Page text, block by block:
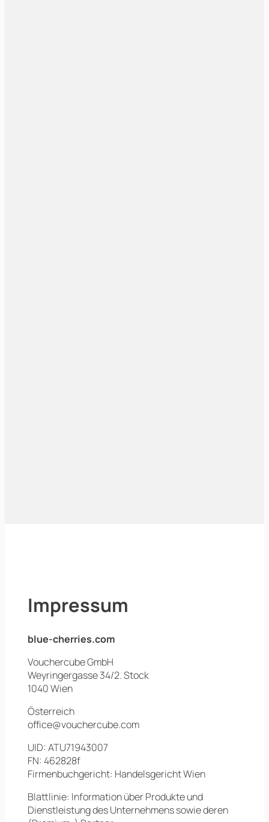
Impressum
blue-cherries.com
Vouchercube GmbH
Weyringergasse 34/2. Stock
1040 Wien
Österreich
office@vouchercube.com
UID: ATU71943007
FN: 462828f
Firmenbuchgericht: Handelsgericht Wien
Blattlinie: Information über Produkte und
Dienstleistung des Unternehmens sowie deren